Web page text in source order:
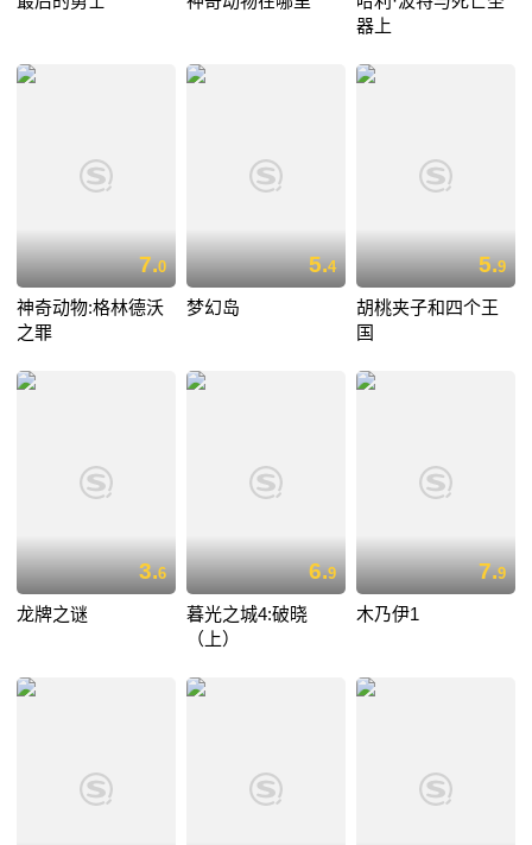
器上
7.0
神奇动物:格林德沃
之罪
5.4
梦幻岛
5.9
胡桃夹子和四个王
国
3.6
龙牌之谜
6.9
暮光之城4:破晓
（上）
7.9
木乃伊1